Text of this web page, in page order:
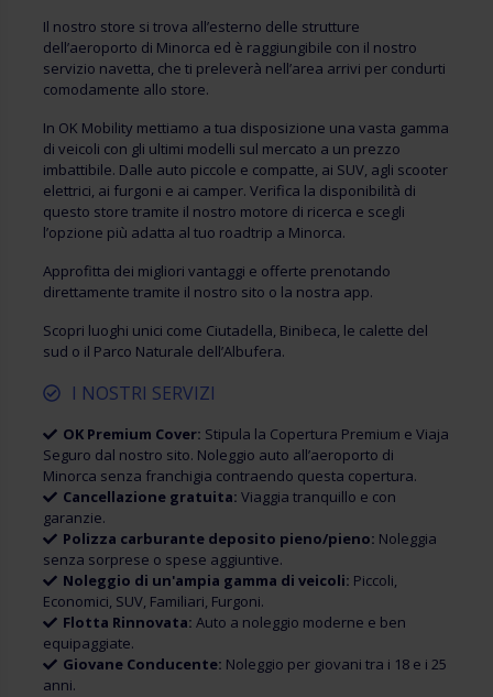
Il nostro store si trova all’esterno delle strutture
dell’aeroporto di Minorca ed è raggiungibile con il nostro
servizio navetta, che ti preleverà nell’area arrivi per condurti
comodamente allo store.
In OK Mobility mettiamo a tua disposizione una vasta gamma
di veicoli con gli ultimi modelli sul mercato a un prezzo
imbattibile. Dalle auto piccole e compatte, ai SUV, agli scooter
elettrici, ai furgoni e ai camper. Verifica la disponibilità di
questo store tramite il nostro motore di ricerca e scegli
l’opzione più adatta al tuo roadtrip a Minorca.
Approfitta dei migliori vantaggi e offerte prenotando
direttamente tramite il nostro sito o la nostra app.
Scopri luoghi unici come Ciutadella, Binibeca, le calette del
sud o il Parco Naturale dell’Albufera.
I NOSTRI SERVIZI
OK Premium Cover: Stipula la Copertura Premium e Viaja
Seguro dal nostro sito. Noleggio auto all’aeroporto di
Minorca senza franchigia contraendo questa copertura.
Cancellazione gratuita: Viaggia tranquillo e con
garanzie.
Polizza carburante deposito pieno/pieno: Noleggia
senza sorprese o spese aggiuntive.
Noleggio di un'ampia gamma di veicoli: Piccoli,
Economici, SUV, Familiari, Furgoni.
Flotta Rinnovata: Auto a noleggio moderne e ben
equipaggiate.
Giovane Conducente: Noleggio per giovani tra i 18 e i 25
anni.